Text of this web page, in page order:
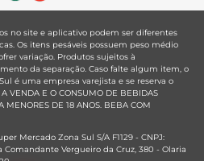
no site e aplicativo podem ser diferentes
Os itens pesáveis possuem peso médio
variação. Produtos sujeitos à
da separação. Caso falte algum item, o
é uma empresa varejista e se reserva o
E O CONSUMO DE BEBIDAS
MENORES DE 18 ANOS. BEBA COM
Mercado Zona Sul S/A F1129 - CNPJ:
Comandante Vergueiro da Cruz, 380 - Olaria